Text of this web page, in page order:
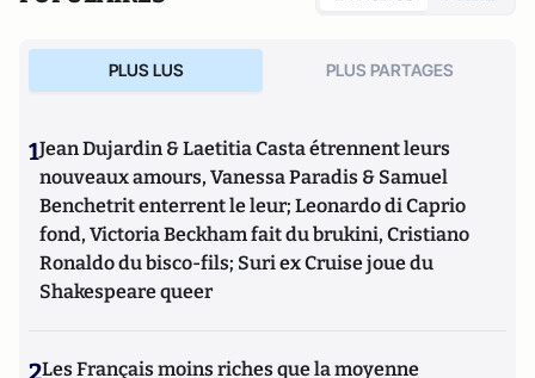
PLUS LUS PLUS PARTAGES
1Jean Dujardin & Laetitia Casta étrennent leurs
nouveaux amours, Vanessa Paradis & Samuel
Benchetrit enterrent le leur; Leonardo di Caprio
fond, Victoria Beckham fait du brukini, Cristiano
Ronaldo du bisco-fils; Suri ex Cruise joue du
Shakespeare queer
2Les Français moins riches que la moyenne